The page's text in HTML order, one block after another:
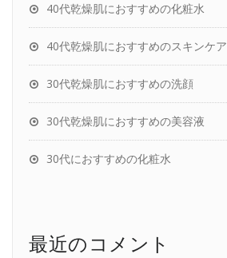
40代乾燥肌におすすめの化粧水
40代乾燥肌におすすめのスキンケア
30代乾燥肌におすすめの洗顔
30代乾燥肌におすすめの美容液
30代におすすめの化粧水
最近のコメント